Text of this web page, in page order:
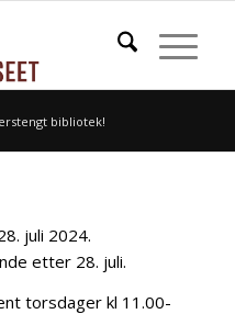
bibliotek!
juli 2024.
etter 28. juli.
torsdager kl 11.00-